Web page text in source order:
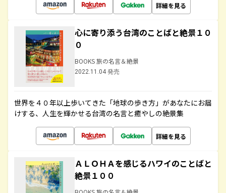
詳細を見る
心に寄り添う台湾のことばと絶景１０
０
BOOKS 旅の名言＆絶景
2022.11.04 発売
世界を４０年以上歩いてきた「地球の歩き方」があなたにお届
けする、人生を輝かせる台湾の名言と癒やしの絶景集
詳細を見る
ＡＬＯＨＡを感じるハワイのことばと
絶景１００